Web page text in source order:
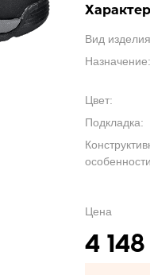
Вид
Назначение:
Цвет:
Подкладка:
Цена
4 148